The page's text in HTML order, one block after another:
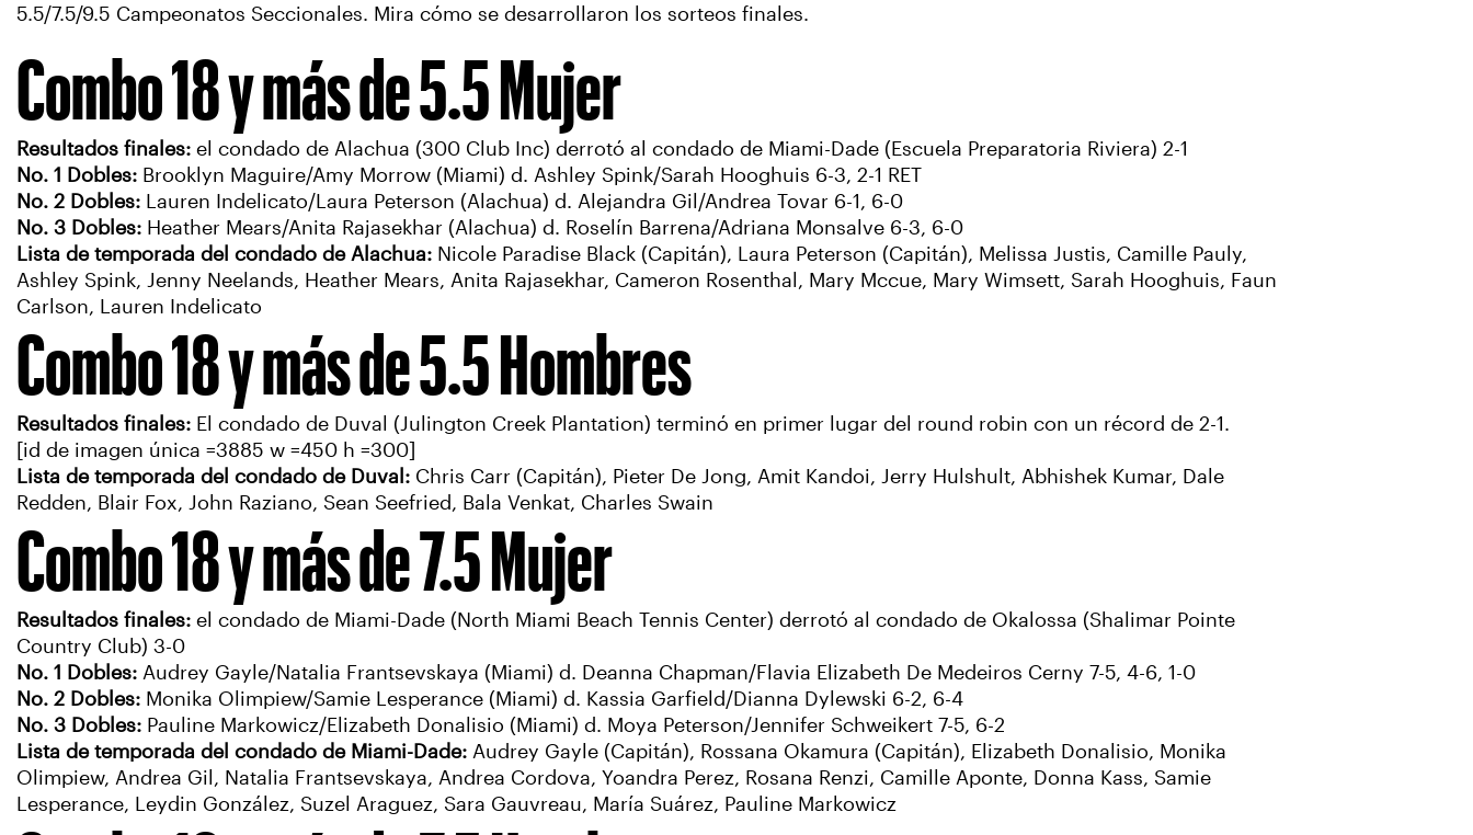
5.5/7.5/9.5 Campeonatos Seccionales. Mira cómo se desarrollaron los sorteos finales.
Combo 18 y más de 5.5 Mujer
Resultados finales: el condado de Alachua (300 Club Inc) derrotó al condado de Miami-Dade (Escuela Preparatoria Riviera) 2-1
No. 1 Dobles: Brooklyn Maguire/Amy Morrow (Miami) d. Ashley Spink/Sarah Hooghuis 6-3, 2-1 RET
No. 2 Dobles: Lauren Indelicato/Laura Peterson (Alachua) d. Alejandra Gil/Andrea Tovar 6-1, 6-0
No. 3 Dobles: Heather Mears/Anita Rajasekhar (Alachua) d. Roselín Barrena/Adriana Monsalve 6-3, 6-0
Lista de temporada del condado de Alachua: Nicole Paradise Black (Capitán), Laura Peterson (Capitán), Melissa Justis, Camille Pauly,
Ashley Spink, Jenny Neelands, Heather Mears, Anita Rajasekhar, Cameron Rosenthal, Mary Mccue, Mary Wimsett, Sarah Hooghuis, Faun
Carlson, Lauren Indelicato
Combo 18 y más de 5.5 Hombres
Resultados finales: El condado de Duval (Julington Creek Plantation) terminó en primer lugar del round robin con un récord de 2-1.
[id de imagen única =3885 w =450 h =300]
Lista de temporada del condado de Duval: Chris Carr (Capitán), Pieter De Jong, Amit Kandoi, Jerry Hulshult, Abhishek Kumar, Dale
Redden, Blair Fox, John Raziano, Sean Seefried, Bala Venkat, Charles Swain
Combo 18 y más de 7.5 Mujer
Resultados finales: el condado de Miami-Dade (North Miami Beach Tennis Center) derrotó al condado de Okalossa (Shalimar Pointe
Country Club) 3-0
No. 1 Dobles: Audrey Gayle/Natalia Frantsevskaya (Miami) d. Deanna Chapman/Flavia Elizabeth De Medeiros Cerny 7-5, 4-6, 1-0
No. 2 Dobles: Monika Olimpiew/Samie Lesperance (Miami) d. Kassia Garfield/Dianna Dylewski 6-2, 6-4
No. 3 Dobles: Pauline Markowicz/Elizabeth Donalisio (Miami) d. Moya Peterson/Jennifer Schweikert 7-5, 6-2
Lista de temporada del condado de Miami-Dade: Audrey Gayle (Capitán), Rossana Okamura (Capitán), Elizabeth Donalisio, Monika
Olimpiew, Andrea Gil, Natalia Frantsevskaya, Andrea Cordova, Yoandra Perez, Rosana Renzi, Camille Aponte, Donna Kass, Samie
Lesperance, Leydin González, Suzel Araguez, Sara Gauvreau, María Suárez, Pauline Markowicz